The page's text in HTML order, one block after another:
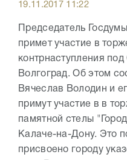
19.11.2017 11:22
Председатель
примет участие в
контрнаступления
Волгоград. Об этом
Вячеслав Володин и
примут участие в в
памятной стелы
Калаче-на-Дону. Это
присвоено городу